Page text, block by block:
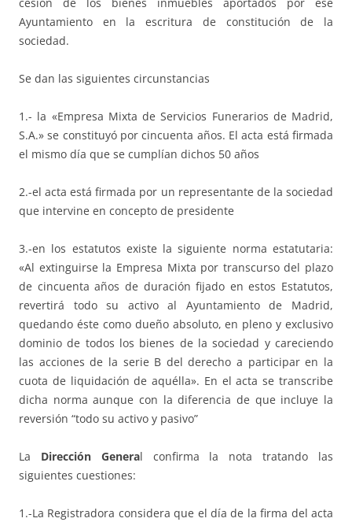
cesión de los bienes inmuebles aportados por ese
Ayuntamiento en la escritura de constitución de la
sociedad.
Se dan las siguientes circunstancias
1.- la «Empresa Mixta de Servicios Funerarios de Madrid,
S.A.» se constituyó por cincuenta años. El acta está firmada
el mismo día que se cumplían dichos 50 años
2.-el acta está firmada por un representante de la sociedad
que intervine en concepto de presidente
3.-en los estatutos existe la siguiente norma estatutaria:
«Al extinguirse la Empresa Mixta por transcurso del plazo
de cincuenta años de duración fijado en estos Estatutos,
revertirá todo su activo al Ayuntamiento de Madrid,
quedando éste como dueño absoluto, en pleno y exclusivo
dominio de todos los bienes de la sociedad y careciendo
las acciones de la serie B del derecho a participar en la
cuota de liquidación de aquélla». En el acta se transcribe
dicha norma aunque con la diferencia de que incluye la
reversión “todo su activo y pasivo”
La Dirección General confirma la nota tratando las
siguientes cuestiones:
1.-La Registradora considera que el día de la firma del acta